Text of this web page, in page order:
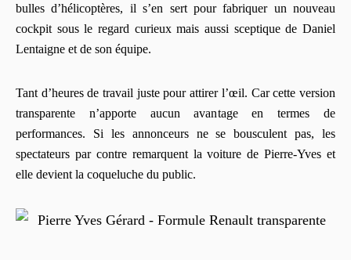
bulles d’hélicoptères, il s’en sert pour fabriquer un nouveau
cockpit sous le regard curieux mais aussi sceptique de Daniel
Lentaigne et de son équipe.
Tant d’heures de travail juste pour attirer l’œil. Car cette version
transparente n’apporte aucun avantage en termes de
performances. Si les annonceurs ne se bousculent pas, les
spectateurs par contre remarquent la voiture de Pierre-Yves et
elle devient la coqueluche du public.